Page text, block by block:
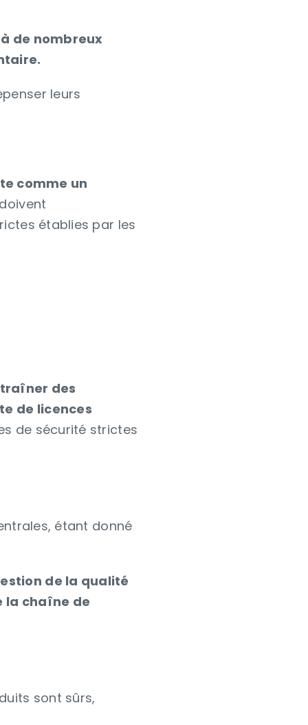
de nombreux
leurs
comme un
établies par les
des
de licences
de sécurité strictes
étant donné
de la qualité
la chaîne de
sont sûrs,